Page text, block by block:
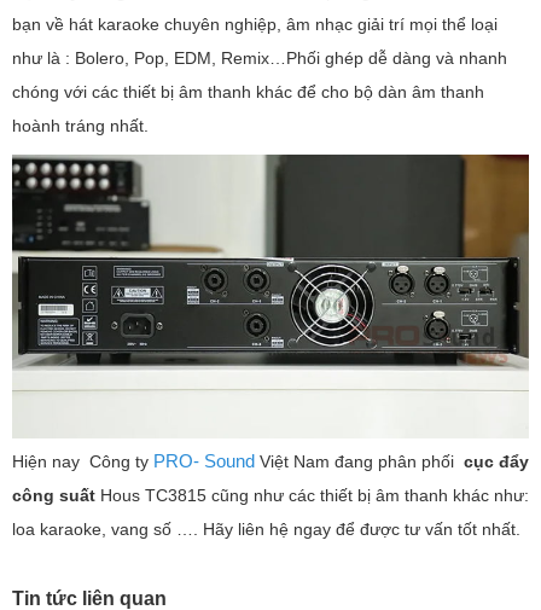
bạn về hát karaoke chuyên nghiệp, âm nhạc giải trí mọi thể loại
như là : Bolero, Pop, EDM, Remix…Phối ghép dễ dàng và nhanh
chóng với các thiết bị âm thanh khác để cho bộ dàn âm thanh
hoành tráng nhất.
Hiện nay Công ty PRO- Sound Việt Nam đang phân phối cục đẩy
công suất Hous TC3815 cũng như các thiết bị âm thanh khác như:
loa karaoke, vang số …. Hãy liên hệ ngay để được tư vấn tốt nhất.
Tin tức liên quan